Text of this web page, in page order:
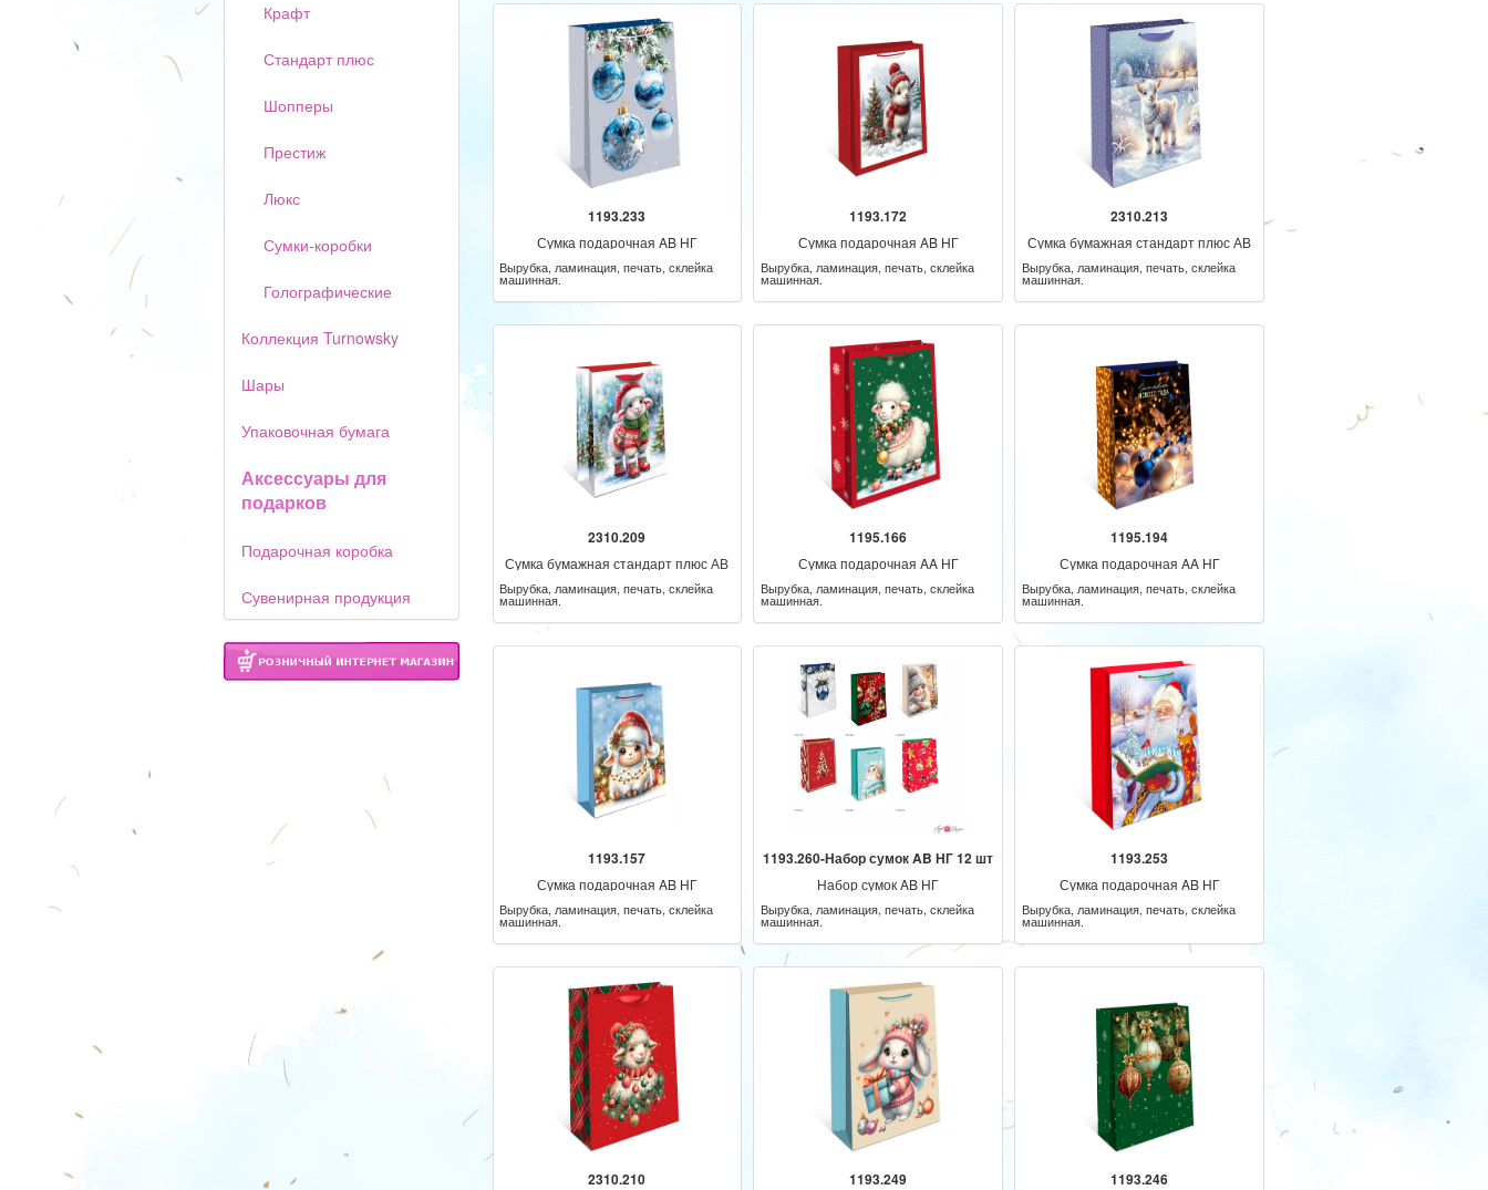
Крафт
Стандарт плюс
Шопперы
Престиж
Люкс
Сумки-коробки
Голографические
Коллекция Turnowsky
Шары
Упаковочная бумага
Аксессуары для
подарков
Подарочная коробка
Сувенирная продукция
1193.233
Сумка подарочная AB НГ
Вырубка, ламинация, печать, склейка
машинная.
1193.172
Сумка подарочная AB НГ
Вырубка, ламинация, печать, склейка
машинная.
2310.213
Сумка бумажная стандарт плюс АВ
Вырубка, ламинация, печать, склейка
машинная.
2310.209
Сумка бумажная стандарт плюс АВ
Вырубка, ламинация, печать, склейка
машинная.
1195.166
Сумка подарочная AA НГ
Вырубка, ламинация, печать, склейка
машинная.
1195.194
Сумка подарочная AA НГ
Вырубка, ламинация, печать, склейка
машинная.
1193.157
Сумка подарочная AB НГ
Вырубка, ламинация, печать, склейка
машинная.
1193.260-Набор сумок AB НГ 12 шт
Набор сумок AB НГ
Вырубка, ламинация, печать, склейка
машинная.
1193.253
Сумка подарочная AB НГ
Вырубка, ламинация, печать, склейка
машинная.
2310.210 1193.249 1193.246